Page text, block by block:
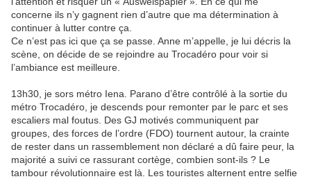
concerne ils n’y gagnent rien d’autre que ma détermination à
continuer à lutter contre ça.
Ce n’est pas ici que ça se passe. Anne m’appelle, je lui décris la
scène, on décide de se rejoindre au Trocadéro pour voir si
l’ambiance est meilleure.
13h30, je sors métro Iena. Parano d’être contrôlé à la sortie du
métro Trocadéro, je descends pour remonter par le parc et ses
escaliers mal foutus. Des GJ motivés communiquent par
groupes, des forces de l’ordre (FDO) tournent autour, la crainte
de rester dans un rassemblement non déclaré a dû faire peur, la
majorité a suivi ce rassurant cortège, combien sont-ils ? Le
tambour révolutionnaire est là. Les touristes alternent entre selfie